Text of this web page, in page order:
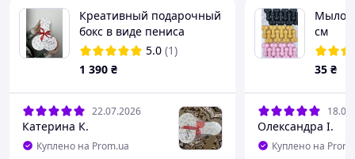
Креативный подарочный
бокс в виде пениса
"Сегодня можно все"
5.0 (1)
1 390 ₴
22.07.2026
Катерина К.
Куплено на Prom.ua
Мыло
см
35 ₴
Олександра І.
Куплено на